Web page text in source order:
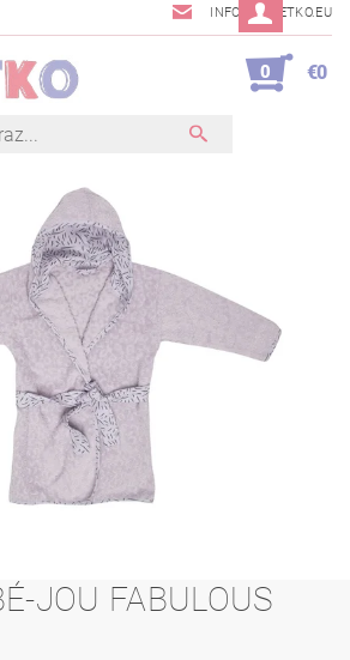
INFO@BABETKO.EU
0 €0
JOU FABULOUS